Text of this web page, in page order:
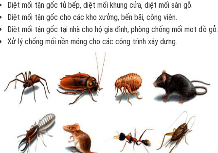
Diệt mối tận gốc tủ bếp, diệt mối khung cửa, diệt mối sàn gỗ.
Diệt mối tận gốc cho các kho xưởng, bến bãi, công viên.
Diệt mối tận gốc tại nhà cho hộ gia đình, phòng chống mối mọt đồ gỗ.
Xử lý chống mối nền móng cho các công trình xây dựng.